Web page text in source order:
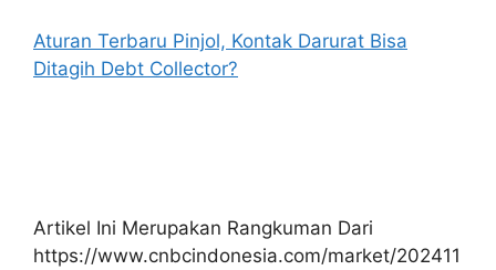
Aturan Terbaru Pinjol, Kontak Darurat Bisa
Ditagih Debt Collector?
Artikel Ini Merupakan Rangkuman Dari
https://www.cnbcindonesia.com/market/202411